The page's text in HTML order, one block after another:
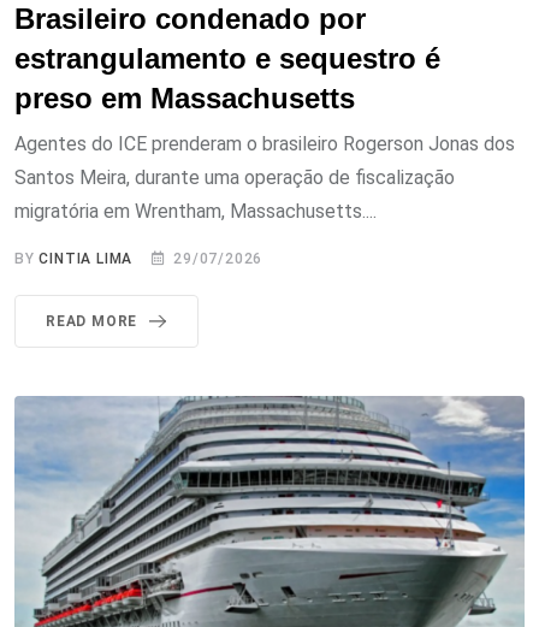
Brasileiro condenado por
estrangulamento e sequestro é
preso em Massachusetts
Agentes do ICE prenderam o brasileiro Rogerson Jonas dos
Santos Meira, durante uma operação de fiscalização
migratória em Wrentham, Massachusetts....
BYCINTIA LIMA 29/07/2026
READ MORE